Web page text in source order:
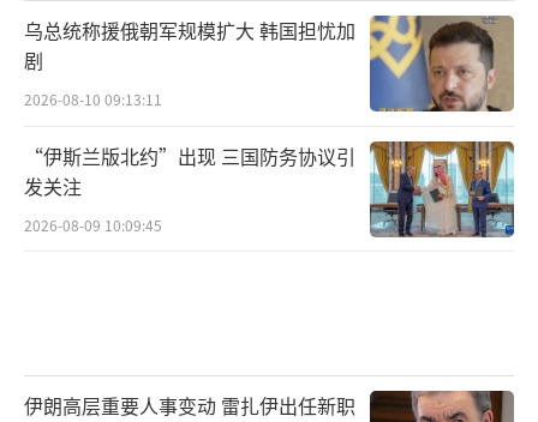
乌总统称援俄朝军规模扩大 韩国担忧加
剧
2026-08-10 09:13:11
“伊斯兰版北约”出现 三国防务协议引
发关注
2026-08-09 10:09:45
伊朗高层重要人事变动 雷扎伊出任新职